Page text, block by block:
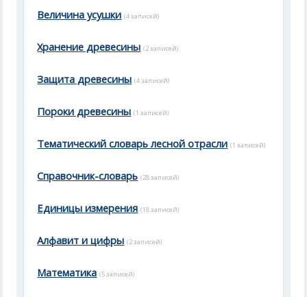
Величина усушки (4 записей)
Хранение древесины (2 записей)
Защита древесины (4 записей)
Пороки древесины (1 записей)
Тематический словарь лесной отрасли (1 записей)
Справочник-словарь (28 записей)
Единицы измерения (18 записей)
Алфавит и цифры (2 записей)
Математика (5 записей)